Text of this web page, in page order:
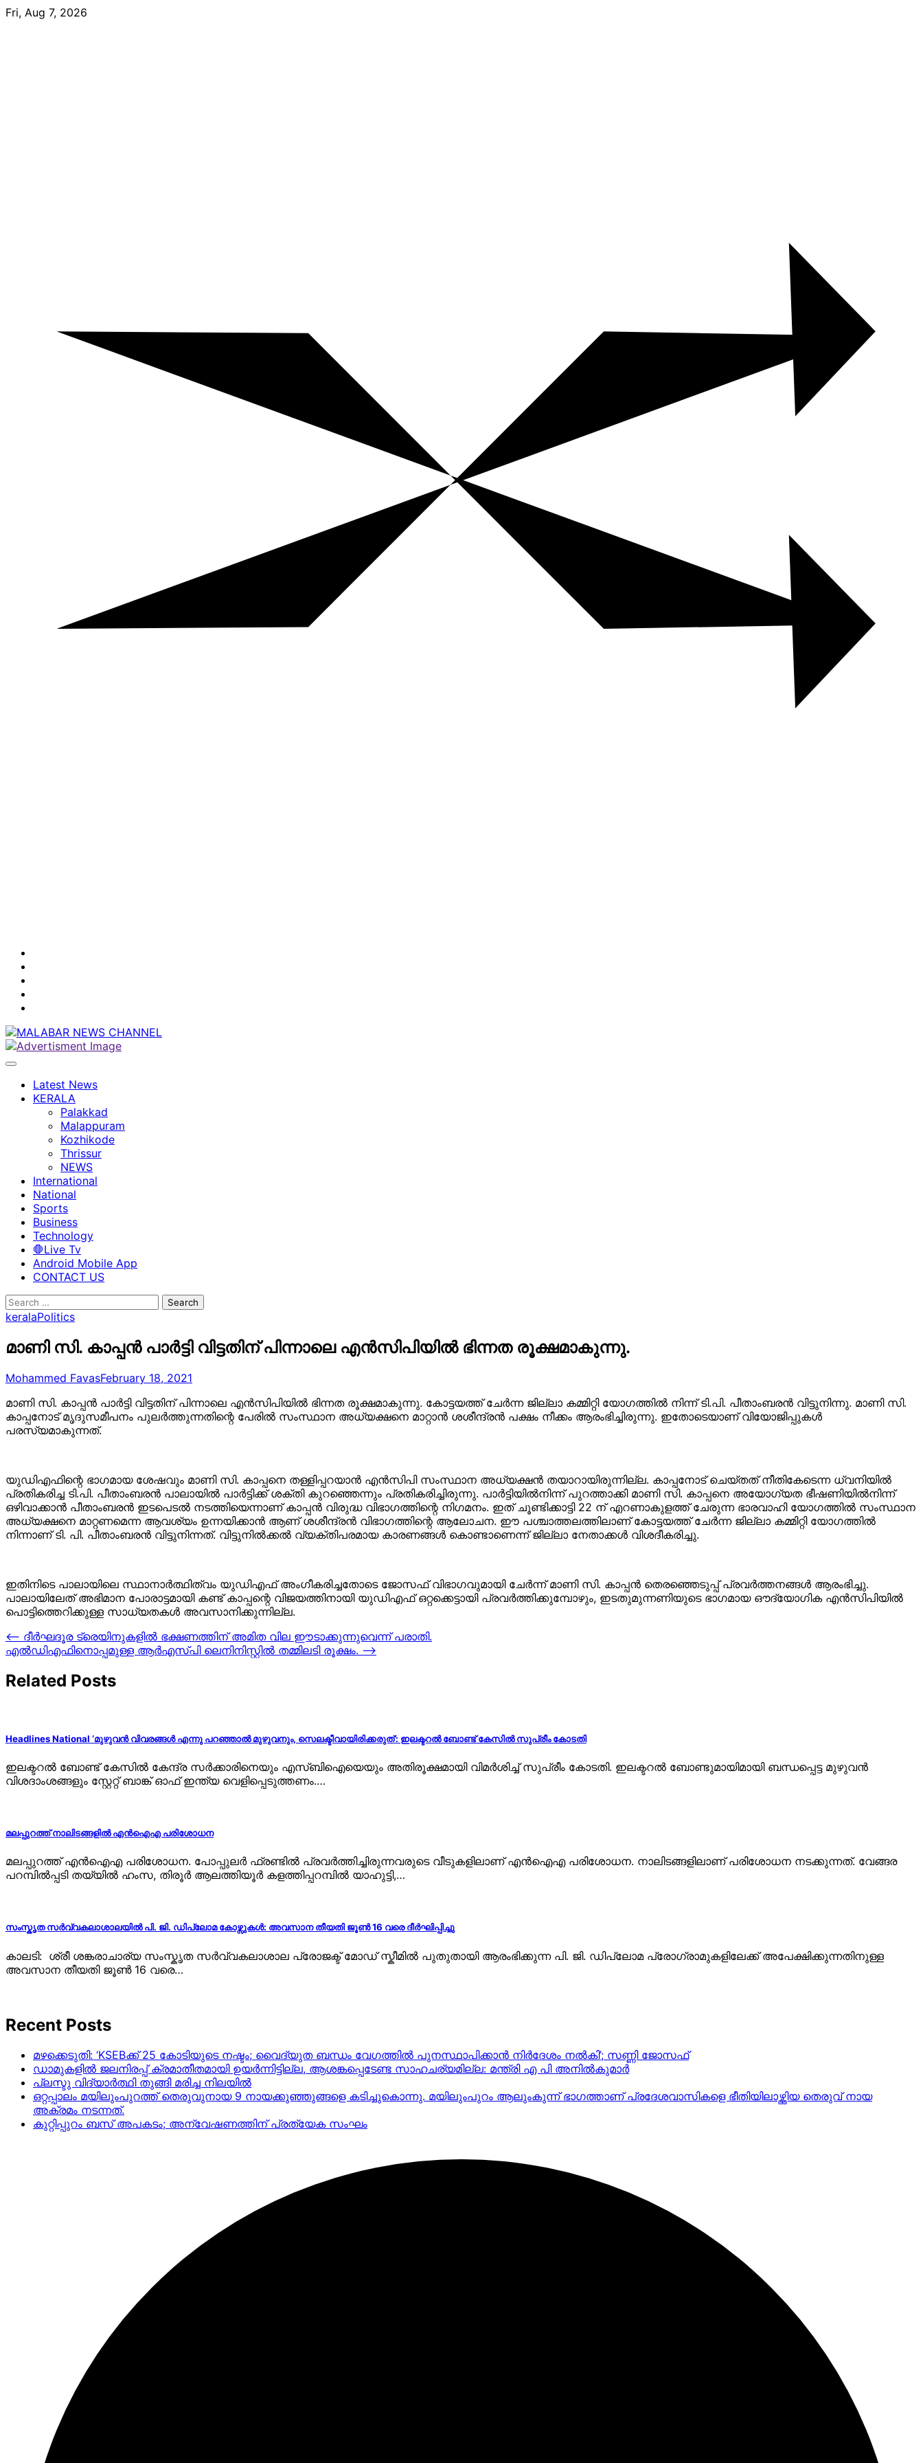
Skip
Fri, Aug 7, 2026
Latest News
KERALA
Palakkad
Malappuram
Kozhikode
Thrissur
NEWS
International
National
Sports
Business
Technology
🛑Live Tv
Android Mobile App
CONTACT US
Search
for:
keralaPolitics
മാണി സി. കാപ്പന്‍ പാര്‍ട്ടി വിട്ടതിന് പിന്നാലെ എന്‍സിപിയില്‍ ഭിന്നത രൂക്ഷമാകുന്നു.
Mohammed FavasFebruary 18, 2021
മാണി സി. കാപ്പന്‍ പാര്‍ട്ടി വിട്ടതിന് പിന്നാലെ എന്‍സിപിയില്‍ ഭിന്നത രൂക്ഷമാകുന്നു. കോട്ടയത്ത് ചേര്‍ന്ന ജില്ലാ കമ്മിറ്റി യോഗത്തില്‍ നിന്ന് ടി.പി. പീതാംബരന്‍ വിട്ടുനിന്നു. മാണി സി.
കാപ്പനോട് മൃദുസമീപനം പുലര്‍ത്തുന്നതിന്റെ പേരില്‍ സംസ്ഥാന അധ്യക്ഷനെ മാറ്റാന്‍ ശശീന്ദ്രന്‍ പക്ഷം നീക്കം ആരംഭിച്ചിരുന്നു. ഇതോടെയാണ് വിയോജിപ്പുകള്‍
പരസ്യമാകുന്നത്.
യുഡിഎഫിന്റെ ഭാഗമായ ശേഷവും മാണി സി. കാപ്പനെ തള്ളിപ്പറയാന്‍ എന്‍സിപി സംസ്ഥാന അധ്യക്ഷന്‍ തയാറായിരുന്നില്ല. കാപ്പനോട് ചെയ്തത് നീതികേടെന്ന ധ്വനിയില്‍
പ്രതികരിച്ച ടി.പി. പീതാംബരന്‍ പാലായില്‍ പാര്‍ട്ടിക്ക് ശക്തി കുറഞ്ഞെന്നും പ്രതികരിച്ചിരുന്നു. പാര്‍ട്ടിയില്‍നിന്ന് പുറത്താക്കി മാണി സി. കാപ്പനെ അയോഗ്യത ഭീഷണിയില്‍നിന്ന്
ഒഴിവാക്കാന്‍ പീതാംബരന്‍ ഇടപെടല്‍ നടത്തിയെന്നാണ് കാപ്പന്‍ വിരുദ്ധ വിഭാഗത്തിന്റെ നിഗമനം. ഇത് ചൂണ്ടിക്കാട്ടി 22 ന് എറണാകുളത്ത് ചേരുന്ന ഭാരവാഹി യോഗത്തില്‍ സംസ്ഥാന
അധ്യക്ഷനെ മാറ്റണമെന്ന ആവശ്യം ഉന്നയിക്കാന്‍ ആണ് ശശീന്ദ്രന്‍ വിഭാഗത്തിന്റെ ആലോചന. ഈ പശ്ചാത്തലത്തിലാണ് കോട്ടയത്ത് ചേര്‍ന്ന ജില്ലാ കമ്മിറ്റി യോഗത്തില്‍
നിന്നാണ് ടി. പി. പീതാംബരന്‍ വിട്ടുനിന്നത്. വിട്ടുനില്‍ക്കല്‍ വ്യക്തിപരമായ കാരണങ്ങള്‍ കൊണ്ടാണെന്ന് ജില്ലാ നേതാക്കള്‍ വിശദീകരിച്ചു.
ഇതിനിടെ പാലായിലെ സ്ഥാനാര്‍ത്ഥിത്വം യുഡിഎഫ് അംഗീകരിച്ചതോടെ ജോസഫ് വിഭാഗവുമായി ചേര്‍ന്ന് മാണി സി. കാപ്പന്‍ തെരഞ്ഞെടുപ്പ് പ്രവര്‍ത്തനങ്ങള്‍ ആരംഭിച്ചു.
പാലായിലേത് അഭിമാന പോരാട്ടമായി കണ്ട് കാപ്പന്റെ വിജയത്തിനായി യുഡിഎഫ് ഒറ്റക്കെട്ടായി പ്രവര്‍ത്തിക്കുമ്പോഴും, ഇടതുമുന്നണിയുടെ ഭാഗമായ ഔദ്യോഗിക എന്‍സിപിയില്‍
പൊട്ടിത്തെറിക്കുള്ള സാധ്യതകള്‍ അവസാനിക്കുന്നില്ല.
Post
navigation
⟵ ദീര്‍ഘദൂര ട്രെയിനുകളില്‍ ഭക്ഷണത്തിന് അമിത വില ഈടാക്കുന്നുവെന്ന് പരാതി.
എല്‍ഡിഎഫിനൊപ്പമുള്ള ആര്‍എസ്പി ലെനിനിസ്റ്റില്‍ തമ്മിലടി രൂക്ഷം. ⟶
Related Posts
Headlines National ‘മുഴുവൻ വിവരങ്ങൾ എന്നു പറഞ്ഞാൽ മുഴുവനും, സെലക്ടീവായിരിക്കരുത്’: ഇലക്ടറൽ ബോണ്ട് കേസിൽ സുപ്രീം കോടതി
ഇലക്ടറൽ ബോണ്ട് കേസിൽ കേന്ദ്ര സർക്കാരിനെയും എസ്ബിഐയെയും അതിരൂക്ഷമായി വിമർശിച്ച് സുപ്രീം കോടതി. ഇലക്ടറൽ ബോണ്ടുമായിമായി ബന്ധപ്പെട്ട മുഴുവൻ
വിശദാംശങ്ങളും സ്റ്റേറ്റ് ബാങ്ക് ഓഫ് ഇന്ത്യ വെളിപ്പെടുത്തണം.…
മലപ്പുറത്ത് നാലിടങ്ങളില്‍ എന്‍ഐഎ പരിശോധന
മലപ്പുറത്ത് എന്‍ഐഎ പരിശോധന. പോപ്പുലര്‍ ഫ്രണ്ടില്‍ പ്രവര്‍ത്തിച്ചിരുന്നവരുടെ വീടുകളിലാണ് എന്‍ഐഎ പരിശോധന. നാലിടങ്ങളിലാണ് പരിശോധന നടക്കുന്നത്. വേങ്ങര
പറമ്പിൽപ്പടി തയ്യിൽ ഹംസ, തിരൂർ ആലത്തിയൂർ കളത്തിപ്പറമ്പിൽ യാഹുട്ടി,…
സംസ്കൃത സർവ്വകലാശാലയിൽ പി. ജി. ഡിപ്ലോമ കോഴ്സുകൾ: അവസാന തീയതി ജൂൺ 16 വരെ ദീർഘിപ്പിച്ചു
കാലടി: ശ്രീ ശങ്കരാചാര്യ സംസ്കൃത സർവ്വകലാശാല പ്രോജക്ട് മോഡ് സ്കീമിൽ പുതുതായി ആരംഭിക്കുന്ന പി. ജി. ഡിപ്ലോമ പ്രോഗ്രാമുകളിലേക്ക് അപേക്ഷിക്കുന്നതിനുള്ള
അവസാന തീയതി ജൂൺ 16 വരെ…
Recent Posts
മഴക്കെടുതി: ‘KSEBക്ക് 25 കോടിയുടെ നഷ്ടം; വൈദ്യുത ബന്ധം വേഗത്തിൽ പുനസ്ഥാപിക്കാൻ നിർ​ദേശം നൽകി’; സണ്ണി ജോസഫ്
ഡാമുകളില്‍ ജലനിരപ്പ് ക്രമാതീതമായി ഉയര്‍ന്നിട്ടില്ല, ആശങ്കപ്പെടേണ്ട സാഹചര്യമില്ല: മന്ത്രി എ പി അനില്‍കുമാര്‍
പ്ലസ്ടു വിദ്യാർത്ഥി തുങ്ങി മരിച്ച നിലയിൽ
ഒറ്റപ്പാലം മയിലുംപുറത്ത് തെരുവുനായ 9 നായക്കുഞ്ഞുങ്ങളെ കടിച്ചുകൊന്നു. മയിലുംപുറം ആലുംകുന്ന് ഭാഗത്താണ് പ്രദേശവാസികളെ ഭീതിയിലാഴ്ത്തിയ തെരുവ് നായ
അക്രമം നടന്നത്.
കുറ്റിപ്പുറം ബസ് അപകടം; അന്വേഷണത്തിന് പ്രത്യേക സംഘം